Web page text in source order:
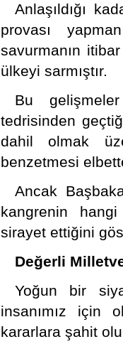
Anlaşıldığı
provası
savurmanın
ülkeyi sarmıştır.
Bu
tedrisinden
dahil olmak
benzetmesi
Ancak
kangrenin
sirayet ettiğini
Değerli
Yoğun bir
insanımız için
kararlara şahit